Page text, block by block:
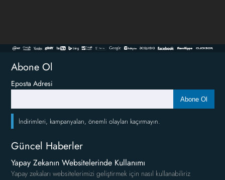
Abone Ol
Eposta Adresi
Abone Ol
İndirimleri, kampanyaları, önemli olayları kaçırmayın.
Güncel Haberler
Yapay Zekanın Websitelerinde Kullanımı
Yapay zekaları websitelerimizi geliştirmek için nasıl kullanabiliriz